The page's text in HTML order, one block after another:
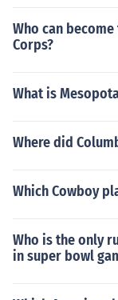
Who can
Corps?
What is
Where did
Which Cowboy
Who is the only
in super bowl